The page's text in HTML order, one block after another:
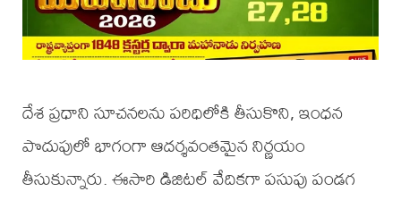
దేశ ప్రధాని సూచనలను పరిధిలోకి తీసుకొని, ఇంధన
పొదుపులో భాగంగా ఆదర్శవంతమైన నిర్ణయం
తీసుకున్నారు. ఈసారి డిజిటల్ వేదికగా పసుపు పండగ